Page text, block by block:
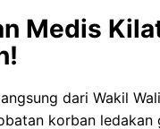
Medis
dari Wakil
korban